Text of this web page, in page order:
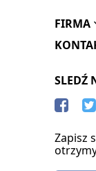
FIRMA
SLEDŹ
Zapisz